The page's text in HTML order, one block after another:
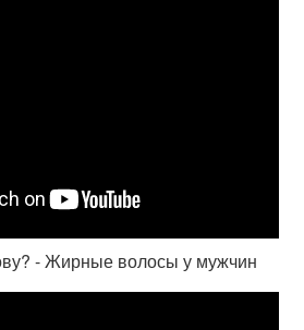
- Жирные волосы у мужчин